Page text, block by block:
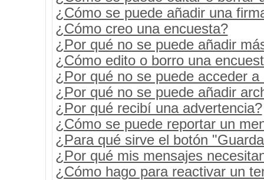
¿Cómo se puede añadir una
¿Cómo creo una encuesta?
¿Por qué no se puede añadir
¿Cómo edito o borro una
¿Por qué no se puede acceder a
¿Por qué no se puede añadir
¿Por qué recibí una advertencia?
¿Cómo se puede reportar un
¿Para qué sirve el botón
¿Por qué mis mensajes
¿Cómo hago para reactivar un